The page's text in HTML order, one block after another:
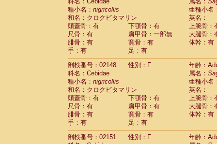
Cercopithecidae
Cercopithecus
Cercopithecidae
Cercopithecus mitis
CercopithecidaeCercopithecus mitis
CercopithecidaeCercopithecus mitis
CercopithecidaeCercopithecus mona
CercopithecidaeCercopithecus
CercopithecidaeCercopithecus
CercopithecidaeCercopithecus
Cercopithecidae
Cercopithecusspp.(0)
Cercopithecidae
Chlorocebus
CercopithecidaeChlorocebus
CercopithecidaeErythrocebus patas
CercopithecidaeMiopithecus talapoin
CercopithecidaeCercopithecinae spp.
CercopithecidaeColobus angolensis
CercopithecidaeColobus guereza (0)
種小名： nigricollis
亜種小名
和名：クロクビタマリン
英名：
頭蓋骨：有
下顎骨：有
上腕骨：
尺骨：有
肩甲骨：一部無
大腿骨：
腓骨：有
寛骨：有
体幹：有
手：有
足：有
剖検番号：02148
性別：F
年齢：
科名：Cebidae
属名：
種小名： nigricollis
亜種小名
和名：クロクビタマリン
英名：
頭蓋骨：有
下顎骨：有
上腕骨：
尺骨：有
肩甲骨：有
大腿骨：
腓骨：有
寛骨：有
体幹：有
手：有
足：有
剖検番号：02151
性別：F
年齢：